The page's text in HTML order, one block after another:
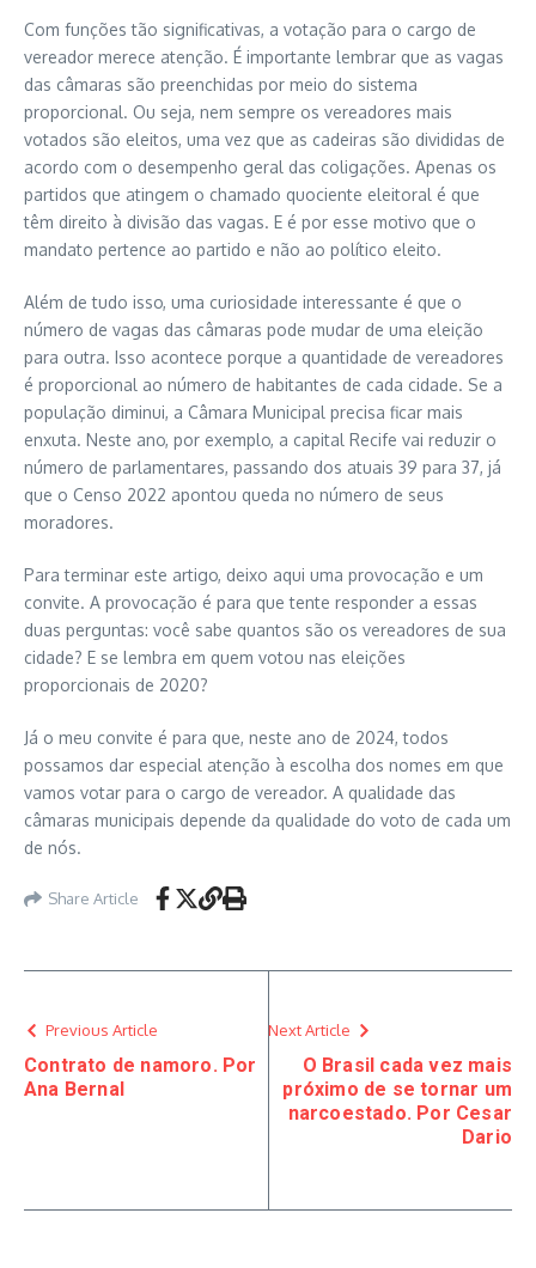
Com funções tão significativas, a votação para o cargo de
vereador merece atenção. É importante lembrar que as vagas
das câmaras são preenchidas por meio do sistema
proporcional. Ou seja, nem sempre os vereadores mais
votados são eleitos, uma vez que as cadeiras são divididas de
acordo com o desempenho geral das coligações. Apenas os
partidos que atingem o chamado quociente eleitoral é que
têm direito à divisão das vagas. E é por esse motivo que o
mandato pertence ao partido e não ao político eleito.
Além de tudo isso, uma curiosidade interessante é que o
número de vagas das câmaras pode mudar de uma eleição
para outra. Isso acontece porque a quantidade de vereadores
é proporcional ao número de habitantes de cada cidade. Se a
população diminui, a Câmara Municipal precisa ficar mais
enxuta. Neste ano, por exemplo, a capital Recife vai reduzir o
número de parlamentares, passando dos atuais 39 para 37, já
que o Censo 2022 apontou queda no número de seus
moradores.
Para terminar este artigo, deixo aqui uma provocação e um
convite. A provocação é para que tente responder a essas
duas perguntas: você sabe quantos são os vereadores de sua
cidade? E se lembra em quem votou nas eleições
proporcionais de 2020?
Já o meu convite é para que, neste ano de 2024, todos
possamos dar especial atenção à escolha dos nomes em que
vamos votar para o cargo de vereador. A qualidade das
câmaras municipais depende da qualidade do voto de cada um
de nós.
Share Article
Previous Article
Contrato de namoro. Por
Ana Bernal
Next Article
O Brasil cada vez mais
próximo de se tornar um
narcoestado. Por Cesar
Dario